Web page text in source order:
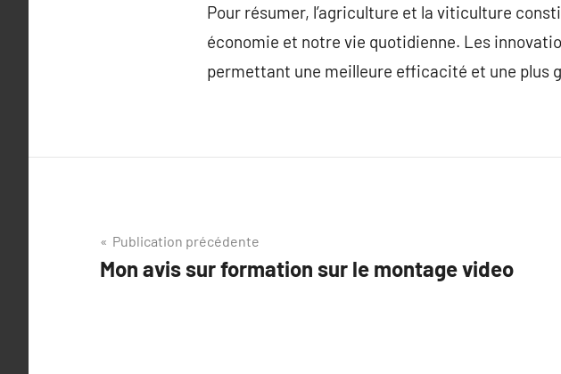
Pour résumer, l’agriculture et la viticulture
économie et notre vie quotidienne. Les
permettant une meilleure efficacité et une plus
Navigation
de
Publication précédente
Mon avis sur formation sur le montage video